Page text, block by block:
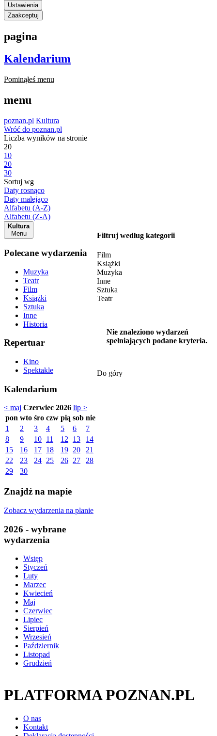
Ustawienia
Zaakceptuj
pagina
Kalendarium
Pominąłeś menu
menu
poznan.pl Kultura
Wróć do poznan.pl
Liczba wyników na stronie
20
10
20
30
Sortuj wg
Daty rosnąco
Daty malejąco
Alfabetu (A-Z)
Alfabetu (Z-A)
Kultura
Menu
Polecane wydarzenia
Muzyka
Teatr
Film
Książki
Sztuka
Inne
Historia
Repertuar
Kino
Spektakle
Kalendarium
< maj Czerwiec 2026 lip >
pon wto śro czw pią sob nie
1
2 3 4 5 6
7
8
9 10 11 12 13
14
15
16 17 18 19 20
21
22
23 24 25 26 27
28
29
30
Znajdź na mapie
Zobacz wydarzenia na planie
2026 - wybrane
wydarzenia
Wstęp
Styczeń
Luty
Marzec
Kwiecień
Maj
Czerwiec
Lipiec
Sierpień
Wrzesień
Październik
Listopad
Grudzień
Filtruj według kategorii
Film
Książki
Muzyka
Inne
Sztuka
Teatr
Nie znaleziono wydarzeń
spełniających podane kryteria.
Do góry
PLATFORMA POZNAN.PL
O nas
Kontakt